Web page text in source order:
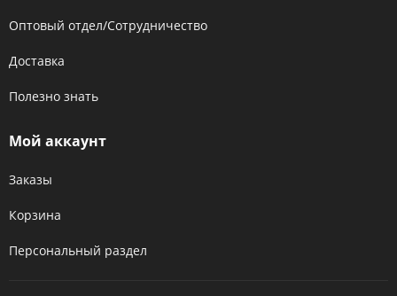
Оптовый отдел/Сотрудничество
Доставка
Полезно знать
Мой аккаунт
Заказы
Корзина
Персональный раздел